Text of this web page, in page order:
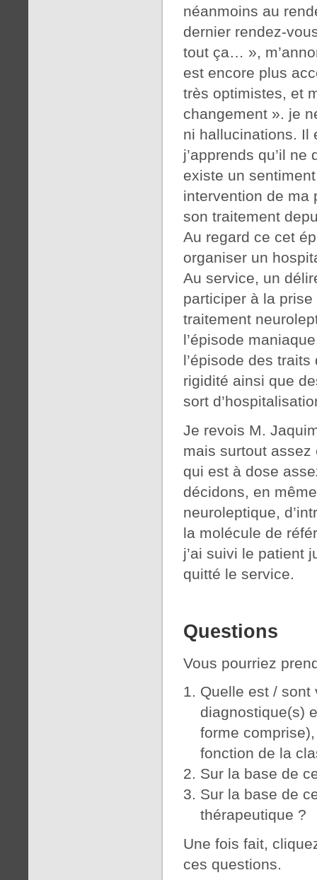
néanmoins au
dernier rendez-
tout ça… »,
est encore plus
très optimistes, et
changement ». je
ni hallucinations. Il
j’apprends qu’il
existe un
intervention de ma
son traitement
Au regard ce cet
organiser un
Au service, un
participer à la
traitement
l’épisode
l’épisode des
rigidité ainsi que
sort
Je revois M.
mais surtout
qui est à dose
décidons, en
neuroleptique,
la molécule de
j’ai suivi le patient
quitté le service.
Questions
Vous pourriez
Quelle est / sont
diagnostique(s)
forme
fonction de la
Sur la base de
Sur la base de
thérapeutique ?
Une fois fait,
ces questions.